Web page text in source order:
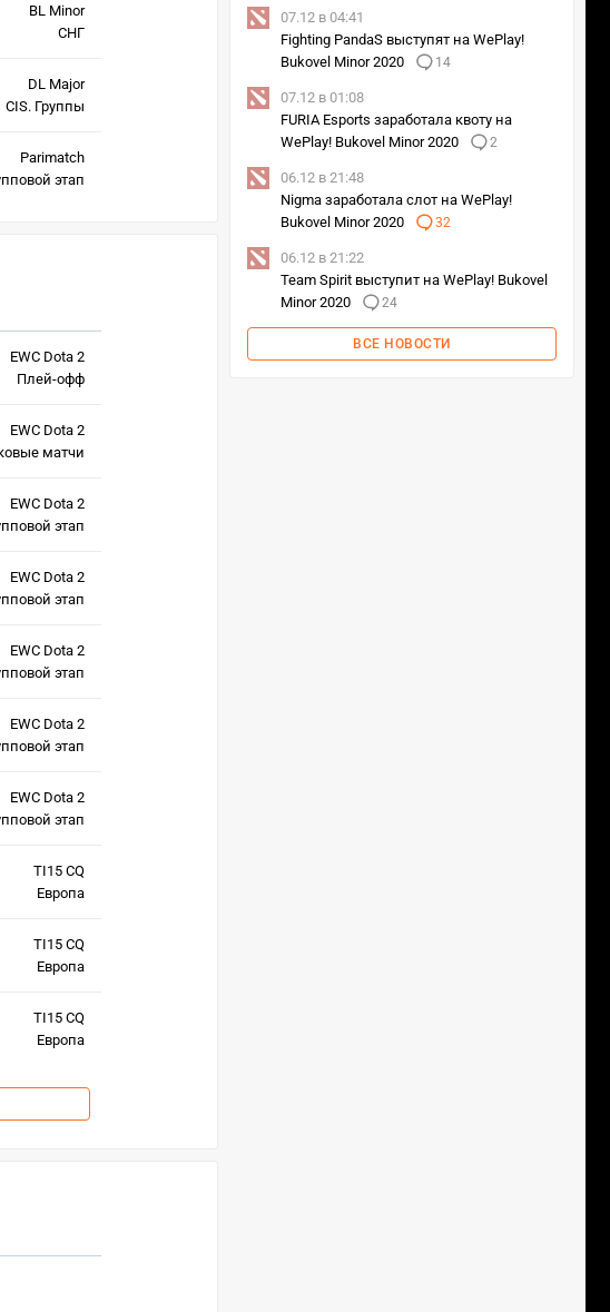
BL Minor
СНГ
DL Major
CIS. Группы
Parimatch
этап
EWC Dota 2
Плей-офф
EWC Dota 2
матчи
EWC Dota 2
этап
EWC Dota 2
этап
EWC Dota 2
этап
EWC Dota 2
этап
EWC Dota 2
этап
TI15 CQ
Европа
TI15 CQ
Европа
TI15 CQ
Европа
07.12 в 04:41
Fighting PandaS выступят на WePlay!
Bukovel Minor 2020
14
07.12 в 01:08
FURIA Esports заработала квоту на
WePlay! Bukovel Minor 2020
2
06.12 в 21:48
Nigma заработала слот на WePlay!
Bukovel Minor 2020
32
06.12 в 21:22
Team Spirit выступит на WePlay! Bukovel
Minor 2020
24
ВСЕ НОВОСТИ